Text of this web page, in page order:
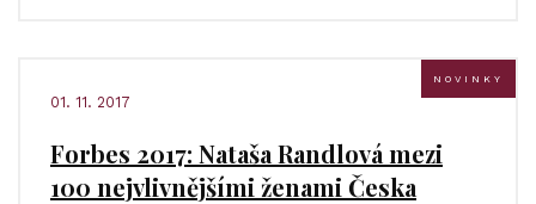
NOVINKY
01. 11. 2017
Forbes 2017: Nataša Randlová mezi
100 nejvlivnějšími ženami Česka